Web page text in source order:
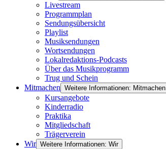
Livestream
Programmplan
Sendungsübersicht
Playlist
Musiksendungen
Wortsendungen
Lokalredaktions-Podcasts
Über das Musikprogramm
Trug und Schein
Mitmachen Weitere Informationen: Mitmachen
Kursangebote
Kinderradio
Praktika
Mitgliedschaft
Trägerverein
Wir Weitere Informationen: Wir